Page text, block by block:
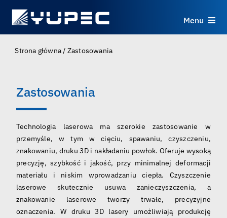
Menu
Produkty
Zasoby
O nas
Kontakt
Strona główna/ Zastosowania
Zastosowania
Technologia laserowa ma szerokie zastosowanie w
przemyśle, w tym w cięciu, spawaniu, czyszczeniu,
znakowaniu, druku 3D i nakładaniu powłok. Oferuje wysoką
precyzję, szybkość i jakość, przy minimalnej deformacji
materiału i niskim wprowadzaniu ciepła. Czyszczenie
laserowe skutecznie usuwa zanieczyszczenia, a
znakowanie laserowe tworzy trwałe, precyzyjne
oznaczenia. W druku 3D lasery umożliwiają produkcję